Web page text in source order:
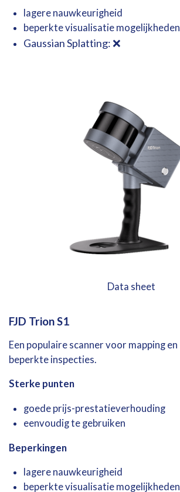
lagere nauwkeurigheid
beperktevisualisatie mogelijkheden
GaussianSplatting: ❌
Data sheet
FJD TrionS1
Een populaire scanner voor mapping en
beperkte inspecties.
Sterke punten
goede prijs-prestatieverhouding
eenvoudigte gebruiken
Beperkingen
lagere nauwkeurigheid
beperktevisualisatie mogelijkheden